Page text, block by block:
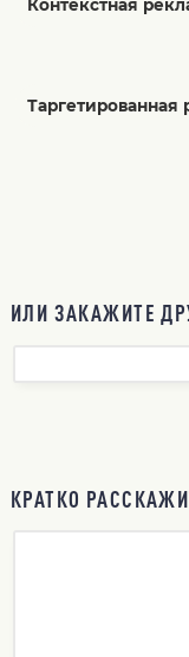
Контекстная
Таргетированная
ИЛИ ЗАКАЖИТЕ
КРАТКО